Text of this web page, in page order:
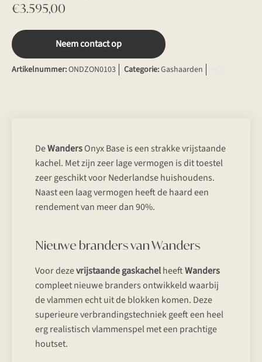
€3.595,00
Neem contact op
Artikelnummer:ONDZON0103 Categorie:Gashaarden
DeWandersOnyx Base is een strakke vrijstaande
kachel. Met zijn zeer lage vermogen is dit toestel
zeer geschikt voor Nederlandse huishoudens.
Naast een laag vermogen heeft de haard een
rendement van meer dan 90%.
Nieuwe branders van Wanders
Voor dezevrijstaande gaskachelheeftWanders
compleet nieuwe branders ontwikkeld waarbij
de vlammen echt uit de blokken komen. Deze
superieure verbrandingstechniek geeft een heel
erg realistisch vlammenspel met een prachtige
houtset.